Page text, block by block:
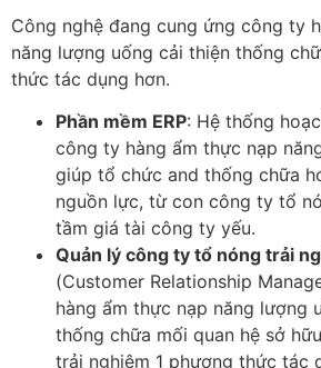
Công nghệ đang cung ứng công ty
năng lượng uống cải thiện thống
thức tác dụng hơn.
Phần mềm ERP: Hệ thống
công ty hàng ẩm thực nạp
giúp tổ chức and thống chữa
nguồn lực, từ con công ty tổ
tầm giá tài công ty yếu.
Quản lý công ty tổ nóng trải
(Customer Relationship
hàng ẩm thực nạp năng lượng
thống chữa mối quan hệ sở
trải nghiệm 1 phương thức tác